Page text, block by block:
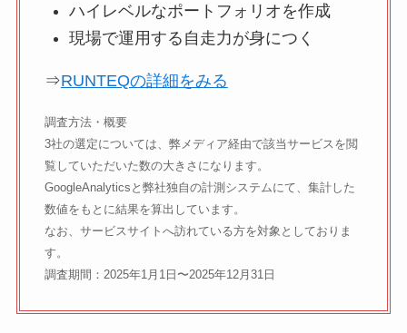
ハイレベルなポートフォリオを作成
現場で運用する自走力が身につく
⇒RUNTEQの詳細をみる
調査方法・概要
3社の選定については、弊メディア経由で該当サービスを閲
覧していただいた数の大きさになります。
GoogleAnalyticsと弊社独自の計測システムにて、集計した
数値をもとに結果を算出しています。
なお、サービスサイトへ訪れている方を対象としておりま
す。
調査期間：2025年1月1日〜2025年12月31日